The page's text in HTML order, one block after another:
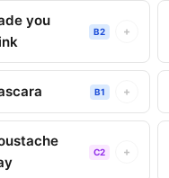
you
B2 +
B1 +
C2 +